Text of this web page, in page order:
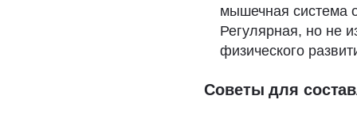
мышечная система
Регулярная, но не
физического
Советы для